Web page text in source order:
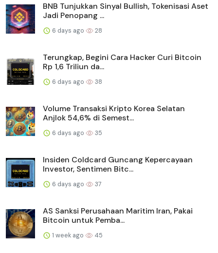
BNB Tunjukkan Sinyal Bullish, Tokenisasi Aset
Jadi Penopang ...
6 days ago 28
Terungkap, Begini Cara Hacker Curi Bitcoin
Rp 1,6 Triliun da...
6 days ago 38
Volume Transaksi Kripto Korea Selatan
Anjlok 54,6% di Semest...
6 days ago 35
Insiden Coldcard Guncang Kepercayaan
Investor, Sentimen Bitc...
6 days ago 37
AS Sanksi Perusahaan Maritim Iran, Pakai
Bitcoin untuk Pemba...
1 week ago 45